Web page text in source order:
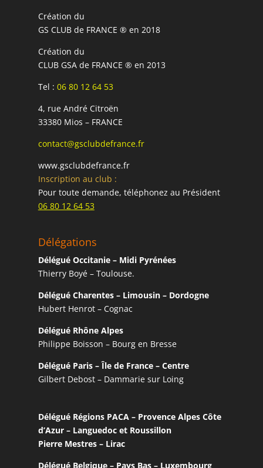
Création du
GS CLUB de FRANCE ® en 2018
Création du
CLUB GSA de FRANCE ® en 2013
Tel : 06 80 12 64 53
4, rue André Citroën
33380 Mios – FRANCE
contact@gsclubdefrance.fr
www.gsclubdefrance.fr
Inscription au club :
Pour toute demande, téléphonez au Président
06 80 12 64 53
Délégations
Délégué Occitanie – Midi Pyrénées
Thierry Boyé – Toulouse.
Délégué Charentes – Limousin – Dordogne
Hubert Henrot – Cognac
Délégué Rhône Alpes
Philippe Boisson – Bourg en Bresse
Délégué Paris – Île de France – Centre
Gilbert Debost – Dammarie sur Loing
Délégué Régions PACA – Provence Alpes Côte
d’Azur – Languedoc et Roussillon
Pierre Mestres – Lirac
Délégué Belgique – Pays Bas – Luxembourg